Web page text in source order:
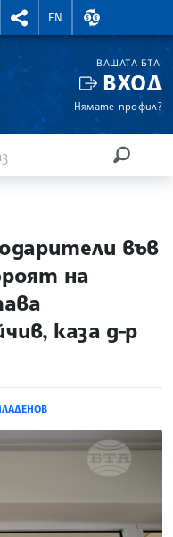
RIGHTMENU.SOCIAL
EN
ВАЛУТНИ
ВАШАТА БТА
ВХОД
Нямате профил?
във
на
каза д-р